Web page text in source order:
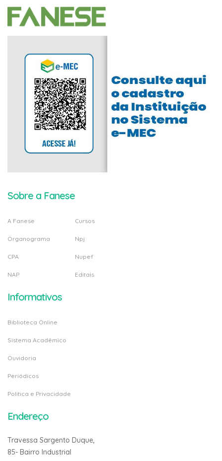
Sobre a Fanese
A Fanese
Organograma
CPA
NAP
Cursos
Npj
Nupef
Editais
Informativos
Biblioteca Online
Sistema Acadêmico
Ouvidoria
Periódicos
Politica e Privacidade
Endereço
Travessa Sargento Duque,
85- Bairro Industrial